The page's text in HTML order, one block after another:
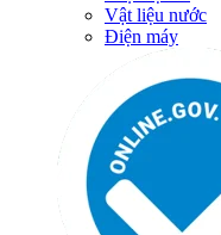
Vật liệu nước
Điện máy